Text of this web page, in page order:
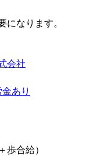
になります。
会社
あり
歩合給）